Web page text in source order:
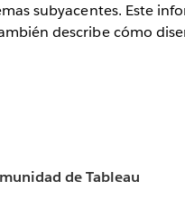
subyacentes. Este
describe cómo
de Tableau